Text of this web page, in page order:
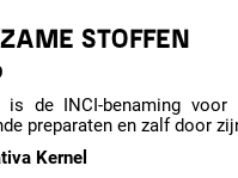
STOFFEN
is de INCI-benaming
preparaten en zalf door
Kernel